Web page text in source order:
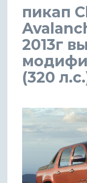
пикап
2013г
(320